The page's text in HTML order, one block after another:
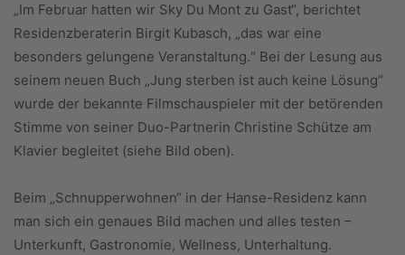
„Im Februar hatten wir Sky Du Mont zu Gast“, berichtet
Residenzberaterin Birgit Kubasch, „das war eine
besonders gelungene Veranstaltung.“ Bei der Lesung aus
seinem neuen Buch „Jung sterben ist auch keine Lösung“
wurde der bekannte Filmschauspieler mit der betörenden
Stimme von seiner Duo-Partnerin Christine Schütze am
Klavier begleitet (siehe Bild oben).
Beim „Schnupperwohnen“ in der Hanse-Residenz kann
man sich ein genaues Bild machen und alles testen –
Unterkunft, Gastronomie, Wellness, Unterhaltung.